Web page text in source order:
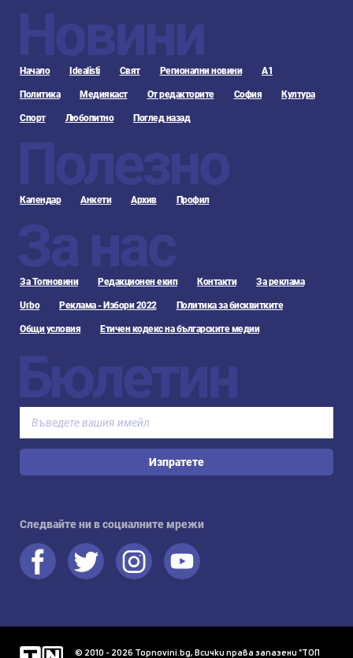
Новини
Начало Idealisti Свят Регионални новини А1
Политика Медиякаст От редакторите София Култура
Спорт Любопитно Поглед назад
Полезно
Календар Анкети Архив Профил
За нас
За Топновини Редакционен екип Контакти За реклама
Urbo Реклама - Избори 2022 Политика за бисквитките
Общи условия Етичен кодекс на българските медии
Бюлетин
Изпратете
Следвайте ни в социалните мрежи
© 2010 - 2026 Topnovini.bg, Всички права запазени "ТОП